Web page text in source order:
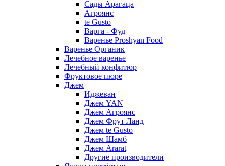
Сады Арагаца
Агроянс
te Gusto
Варга - Фуд
Варенье Proshyan Food
Варенье Органик
Лечебное варенье
Лечебный конфитюр
Фруктовое пюре
Джем
Иджеван
Джем YAN
Джем Агроянс
Джем Фрут Ланд
Джем te Gusto
Джем Шамб
Джем Ararat
Другие производители